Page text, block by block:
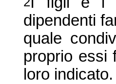
dipendenti
quale
proprio essi
loro indicato.